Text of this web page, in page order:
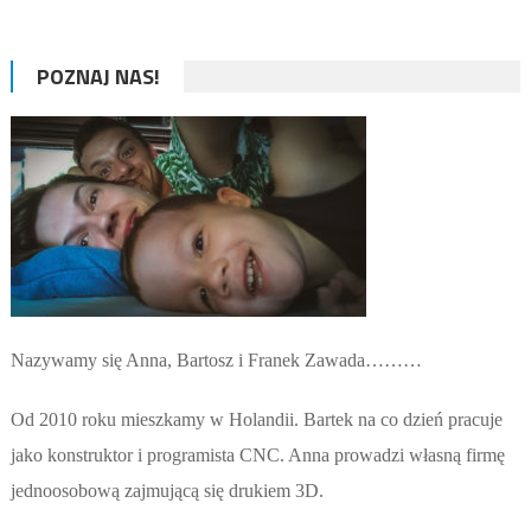
POZNAJ NAS!
Nazywamy się Anna, Bartosz i Franek Zawada………
Od 2010 roku mieszkamy w Holandii. Bartek na co dzień pracuje
jako konstruktor i programista CNC. Anna prowadzi własną firmę
jednoosobową zajmującą się drukiem 3D.